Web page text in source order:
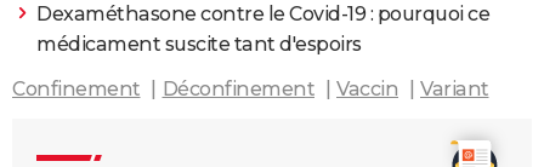
Dexaméthasone contre le Covid-19 : pourquoi ce
médicament suscite tant d'espoirs
Confinement
Déconfinement Vaccin Variant